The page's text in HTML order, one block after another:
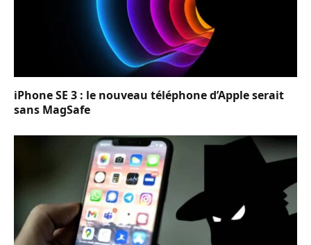
iPhone SE 3 : le nouveau téléphone d’Apple serait
sans MagSafe